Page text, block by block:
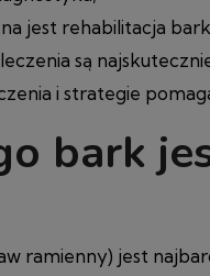
jest rehabilitacja
są
i strategie
bark
ramienny) jest